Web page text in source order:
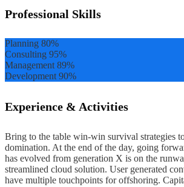
Professional Skills
Planning 80%
Consulting 95%
Management 89%
Development 90%
Experience & Activities
Bring to the table win-win survival strategies
domination. At the end of the day, going
has evolved from generation X is on the
streamlined cloud solution. User generated
have multiple touchpoints for offshoring.